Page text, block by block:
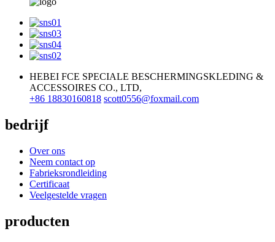
HEBEI FCE SPECIALE BESCHERMINGSKLEDING &
ACCESSOIRES CO., LTD,
+86 18830160818 scott0556@foxmail.com
bedrijf
Over ons
Neem contact op
Fabrieksrondleiding
Certificaat
Veelgestelde vragen
producten